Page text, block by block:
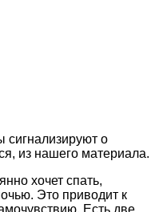
сигнализируют о
из нашего материала.
хочет спать,
Это приводит к
Есть две